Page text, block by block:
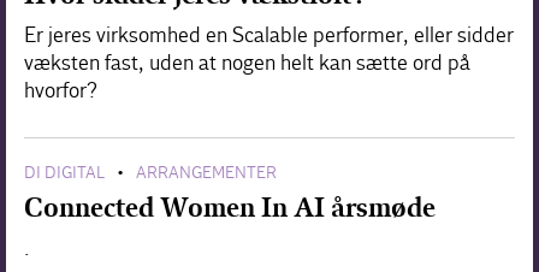
Er jeres virksomhed en Scalable performer, eller sidder
væksten fast, uden at nogen helt kan sætte ord på
hvorfor?
DI DIGITAL • ARRANGEMENTER
Connected Women In AI årsmøde
.